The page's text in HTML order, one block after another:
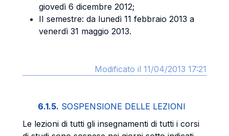
giovedì 6 dicembre 2012;
II semestre: da lunedì 11 febbraio 2013 a
venerdì 31 maggio 2013.
Modificato il 11/04/2013 17:21
6.1.5. SOSPENSIONE DELLE LEZIONI
Le lezioni di tutti gli insegnamenti di tutti i corsi